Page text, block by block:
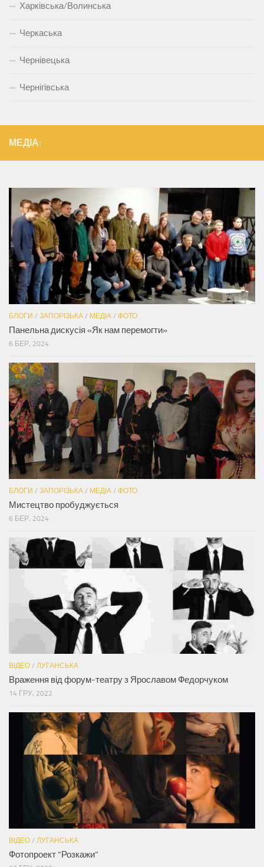
Харківська/Волинська
Черкаська
Чернівецька
Чернігівська
МЕДІА:
БЛОГИ / ЗАПОРІЗЬКА / МЕДІА / ФОТО
Панельна дискусія «Як нам перемогти»
6 БЕР, 2024
БЛОГИ / ЗАПОРІЗЬКА / МЕДІА / ФОТО
Мистецтво пробуджується
6 БЕР, 2024
ВІДЕО / ЛУГАНСЬКА
Враження від форум-театру з Ярославом Федорчуком
14 ГРУ, 2022
ВІДЕО / ЛУГАНСЬКА
Фотопроект “Розкажи”